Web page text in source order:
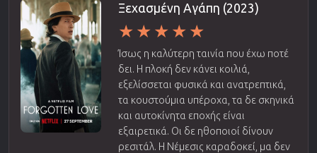
Ξεχασμένη Αγάπη (2023)
Ίσως η καλύτερη ταινία που έχω ποτέ
δει. Η πλοκή δεν κάνει κοιλιά,
εξελίσσεται φυσικά και ανατρεπτικά,
τα κουστούμια υπέροχα, τα δε σκηνικά
και αυτοκίνητα εποχής είναι
εξαιρετικά. Οι δε ηθοποιοί δίνουν
ρεσιτάλ. Η Νέμεσις καραδοκεί, μα δεν